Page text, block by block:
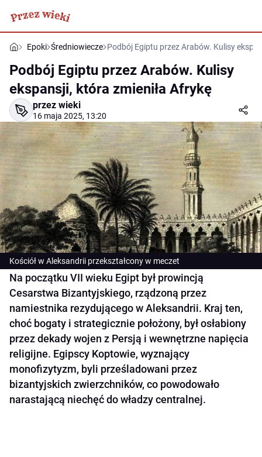
Epoki Średniowiecze Podbój Egiptu przez Arabów. Kulisy
Podbój Egiptu przez Arabów. Kulisy
ekspansji, która zmieniła Afrykę
przez wieki
16 maja 2025, 13:20
Kościół w Aleksandrii przekształcony w meczet
Na początku VII wieku Egipt był prowincją
Cesarstwa Bizantyjskiego, rządzoną przez
namiestnika rezydującego w Aleksandrii. Kraj ten,
choć bogaty i strategicznie położony, był osłabiony
przez dekady wojen z Persją i wewnętrzne napięcia
religijne. Egipscy Koptowie, wyznający
monofizytyzm, byli prześladowani przez
bizantyjskich zwierzchników, co powodowało
narastającą niechęć do władzy centralnej.